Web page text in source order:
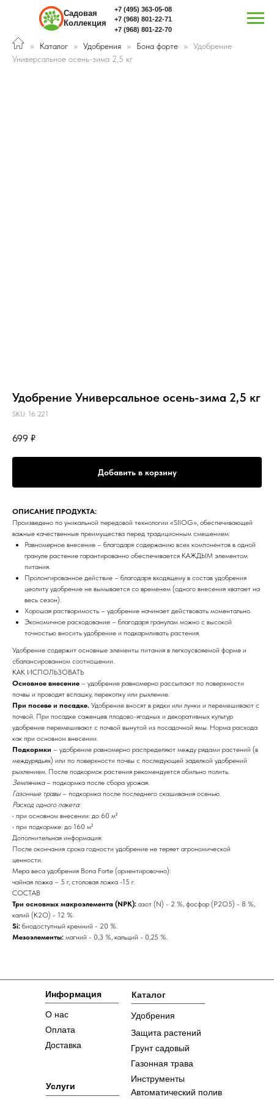
+7 (495) 363-05-08
+7 (968) 801-22-71
Садовая
Коллекция
+7 (968) 801-22-70
Каталог Удобрения Бона форте
Удобрение
Универсальное осень-зима 2,5 кг
Удобрение Универсальное осень-зима 2,5 кг
SKU: 16 221
699 ₽
Добавить в корзину
ОПИСАНИЕ ПРОДУКТА:
Произведено по уникальной передовой технологии «SIIOG», обеспечивающей
важные качественные преимущества перед традиционным смешением:
Равномерное внесение – благодаря содержанию всех компонентов в одной
грануле растение гарантированно обеспечивается КАЖДЫМ элементом
питания.
Пролонгированное действие – благодаря входящему в состав удобрения
цеолиту удобрение не вымывается со временем (одного внесения хватает на
весь сезон).
Хорошая растворимость – удобрение начинает действовать моментально.
Экономичное расходование – благодаря гранулам можно с высокой
точностью вносить удобрение и подкармливать растения.
Удобрение содержит основные элементы питания в легкоусвояемой форме и
сбалансированном соотношении.
КАК ИСПОЛЬЗОВАТЬ
Основное внесение – удобрение равномерно рассыпают по поверхности
почвы и проводят вспашку, перекопку или рыхление.
При посеве и посадке. Удобрение вносят в рядки или лунки и перемешивают с
почвой. При посадке саженцев плодово-ягодных и декоративных культур
удобрение перемешивают с почвой вынутой из посадочной ямы. Норма расхода
как при основном внесении.
Подкормки – удобрение равномерно распределяют между рядами растений (в
междурядьях) или по поверхности почвы с последующей заделкой удобрений
рыхлением. После подкормок растения рекомендуется обильно полить.
Земляника– подкормка после сбора урожая.
Газонные травы– подкормка после последнего скашивания осенью.
Расход одного пакета:
• при основном внесении: до 60 м²
• при подкормке: до 160 м²
Дополнительная информация:
После окончания срока годности удобрение не теряет агрономической
ценности.
Мера веса удобрения Bona Forte (ориентировочно):
чайная ложка – 5 г, столовая ложка -15 г.
СОСТАВ
Три основных макроэлемента (NPK): азот (N) - 2 %, фосфор (P2O5) - 8 %,
калий (K2O) - 12 %.
Si: биодоступный кремний - 20 %.
Мезоэлементы: магний - 0,3 %, кальций - 0,25 %.
Информация Каталог
Услуги
О нас
Оплата
Доставка
Удобрения
Защита растений
Грунт садовый
Газонная трава
Инструменты
Автоматический полив